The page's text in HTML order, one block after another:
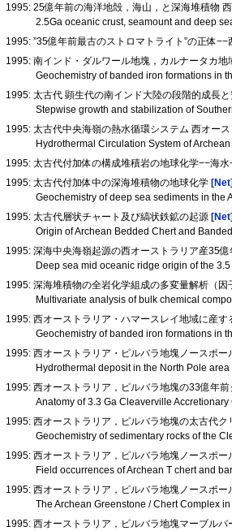
1995: 25億年前の海洋地殻，海山，と深海堆積物
2.5Ga oceanic crust, seamount and deep
1995: ”35億年前最古のストロマトライト”の正体
1995: 南インド・ダルワール地塊，カルナータカ
Geochemistry of banded iron formations in
1995: 太古代 顕生代の南インド大陸の段階的成長
Stepwise growth and stabilization of
1995: 太古代中央海嶺の熱水循環システム 西オー
Hydrothermal Circulation System of
1995: 太古代付加体の構成堆積岩の地球化学−−海
1995: 太古代付加体中の深海堆積物の地球化学
Geochemistry of deep sea sediments in the
1995: 太古代層状チャート及び縞状鉄鉱の起源
Origin of Archean Bedded Chert and
1995: 深海中央海嶺起源の西オーストラリア産35億
Deep sea mid oceanic ridge origin of the
1995: 深海堆積物の全岩化学組成の多変量解析（
Multivariate analysis of bulk chemical
1995: 西オーストラリア・ハマースレイ地域に産
Geochemistry of banded iron formations in
1995: 西オーストラリア・ピルバラ地塊ノースポ
Hydrothermal deposit in the North Pole
1995: 西オーストラリア，ピルバラ地塊の33億年
Anatomy of 3.3 Ga Cleaverville
1995: 西オーストラリア，ピルバラ地塊の太古代
Geochemistry of sedimentary rocks of the
1995: 西オーストラリア，ピルバラ地塊ノースポ
Field occurrences of Archean T chert and
1995: 西オーストラリア，ピルバラ地塊ノースポ
The Archean Greenstone / Chert Complex
1995: 西オーストラリア，ピルバラ地塊マーブル